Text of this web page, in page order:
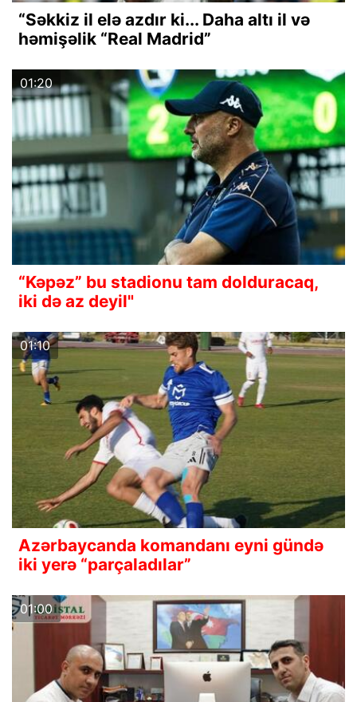
“Səkkiz il elə azdır ki... Daha altı il və
həmişəlik “Real Madrid”
01:20
“Kəpəz” bu stadionu tam dolduracaq,
iki də az deyil"
01:10
Azərbaycanda komandanı eyni gündə
iki yerə “parçaladılar”
01:00